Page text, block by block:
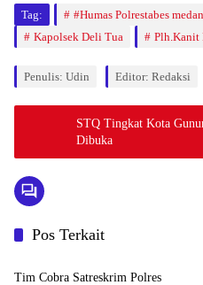
Tag: #Humas Polrestabes medan
Kapolsek Deli Tua
Plh.Kanit
Penulis: Udin Editor: Redaksi
STQ Tingkat Kota
Dibuka
Pos Terkait
Hukum & Kriminal
Tim Cobra Satreskrim Polres